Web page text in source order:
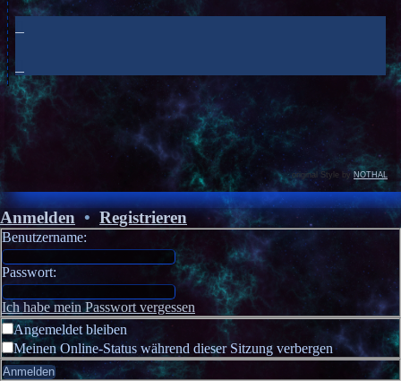
original Style by NOTHAL
Anmelden•Registrieren
Benutzername:
Passwort:
Ich habe mein Passwort vergessen
Angemeldet bleiben
Meinen Online-Status während dieser Sitzung verbergen